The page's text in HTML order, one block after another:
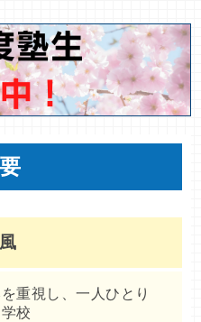
重視し、一人ひとり
校